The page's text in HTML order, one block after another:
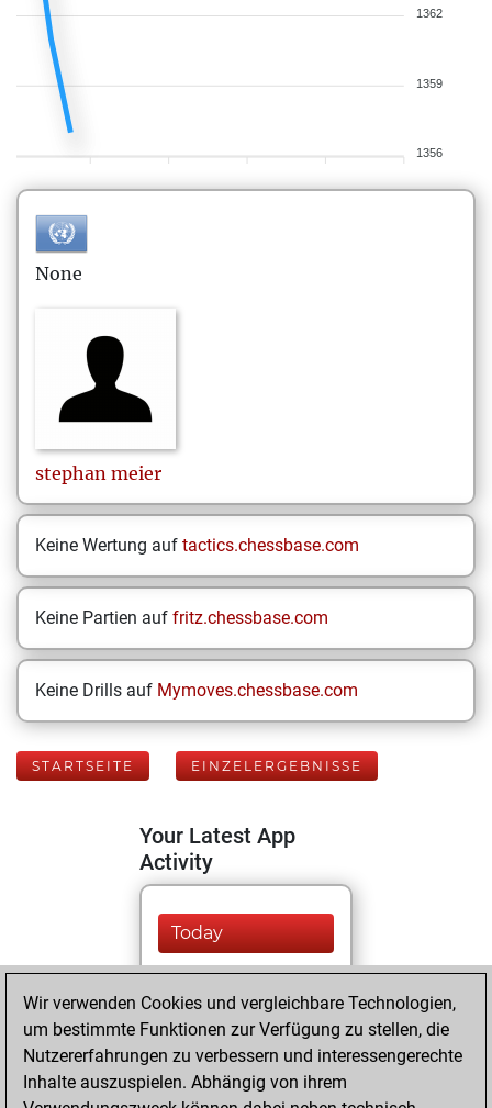
1362
1359
1356
None
stephan meier
Keine Wertung auf tactics.chessbase.com
Keine Partien auf fritz.chessbase.com
Keine Drills auf Mymoves.chessbase.com
STARTSEITE EINZELERGEBNISSE
Your Latest App
Activity
Today
You played 398
blitz games
Play
You scored
+134 =9 -255 in blitz
Wir verwenden Cookies und vergleichbare Technologien,
um bestimmte Funktionen zur Verfügung zu stellen, die
Nutzererfahrungen zu verbessern und interessengerechte
Inhalte auszuspielen. Abhängig von ihrem